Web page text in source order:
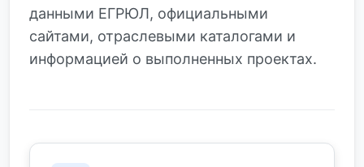
данными ЕГРЮЛ, официальными
сайтами, отраслевыми каталогами и
информацией о выполненных проектах.